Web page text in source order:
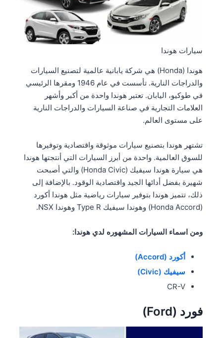
سيارات هوندا
هوندا (Honda) هي شركة يابانية عالمية لتصنيع السيارات
والدراجات النارية. تأسست في عام 1946 ومقرها الرئيسي
في طوكيو، اليابان. تعتبر هوندا واحدة من أكبر وأشهر
العلامات التجارية في صناعة السيارات والدراجات النارية
على مستوى العالم.
تشتهر هوندا بتصنيع سيارات موثوقة واقتصادية وتوفيرها
للسوق العالمية. واحدة من أبرز السيارات التي أنتجتها هوندا
هي سيارة هوندا سيفيك (Honda Civic) والتي أصبحت
شهيرة بفضل أدائها الجيد واقتصادية الوقود. بالإضافة إلى
ذلك، تتميز هوندا بتوفير سيارات رياضية مثل هوندا أكورد
(Honda Accord) وهوندا سيفيك Type R وهوندا NSX.
ومن اسماء السيارات المشهوره لدي هوندا:
أكورد (Accord)
سيفيك (Civic)
CR-V
فورد (Ford)